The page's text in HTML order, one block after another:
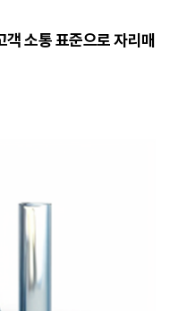
객 소통 표준으로 자리매